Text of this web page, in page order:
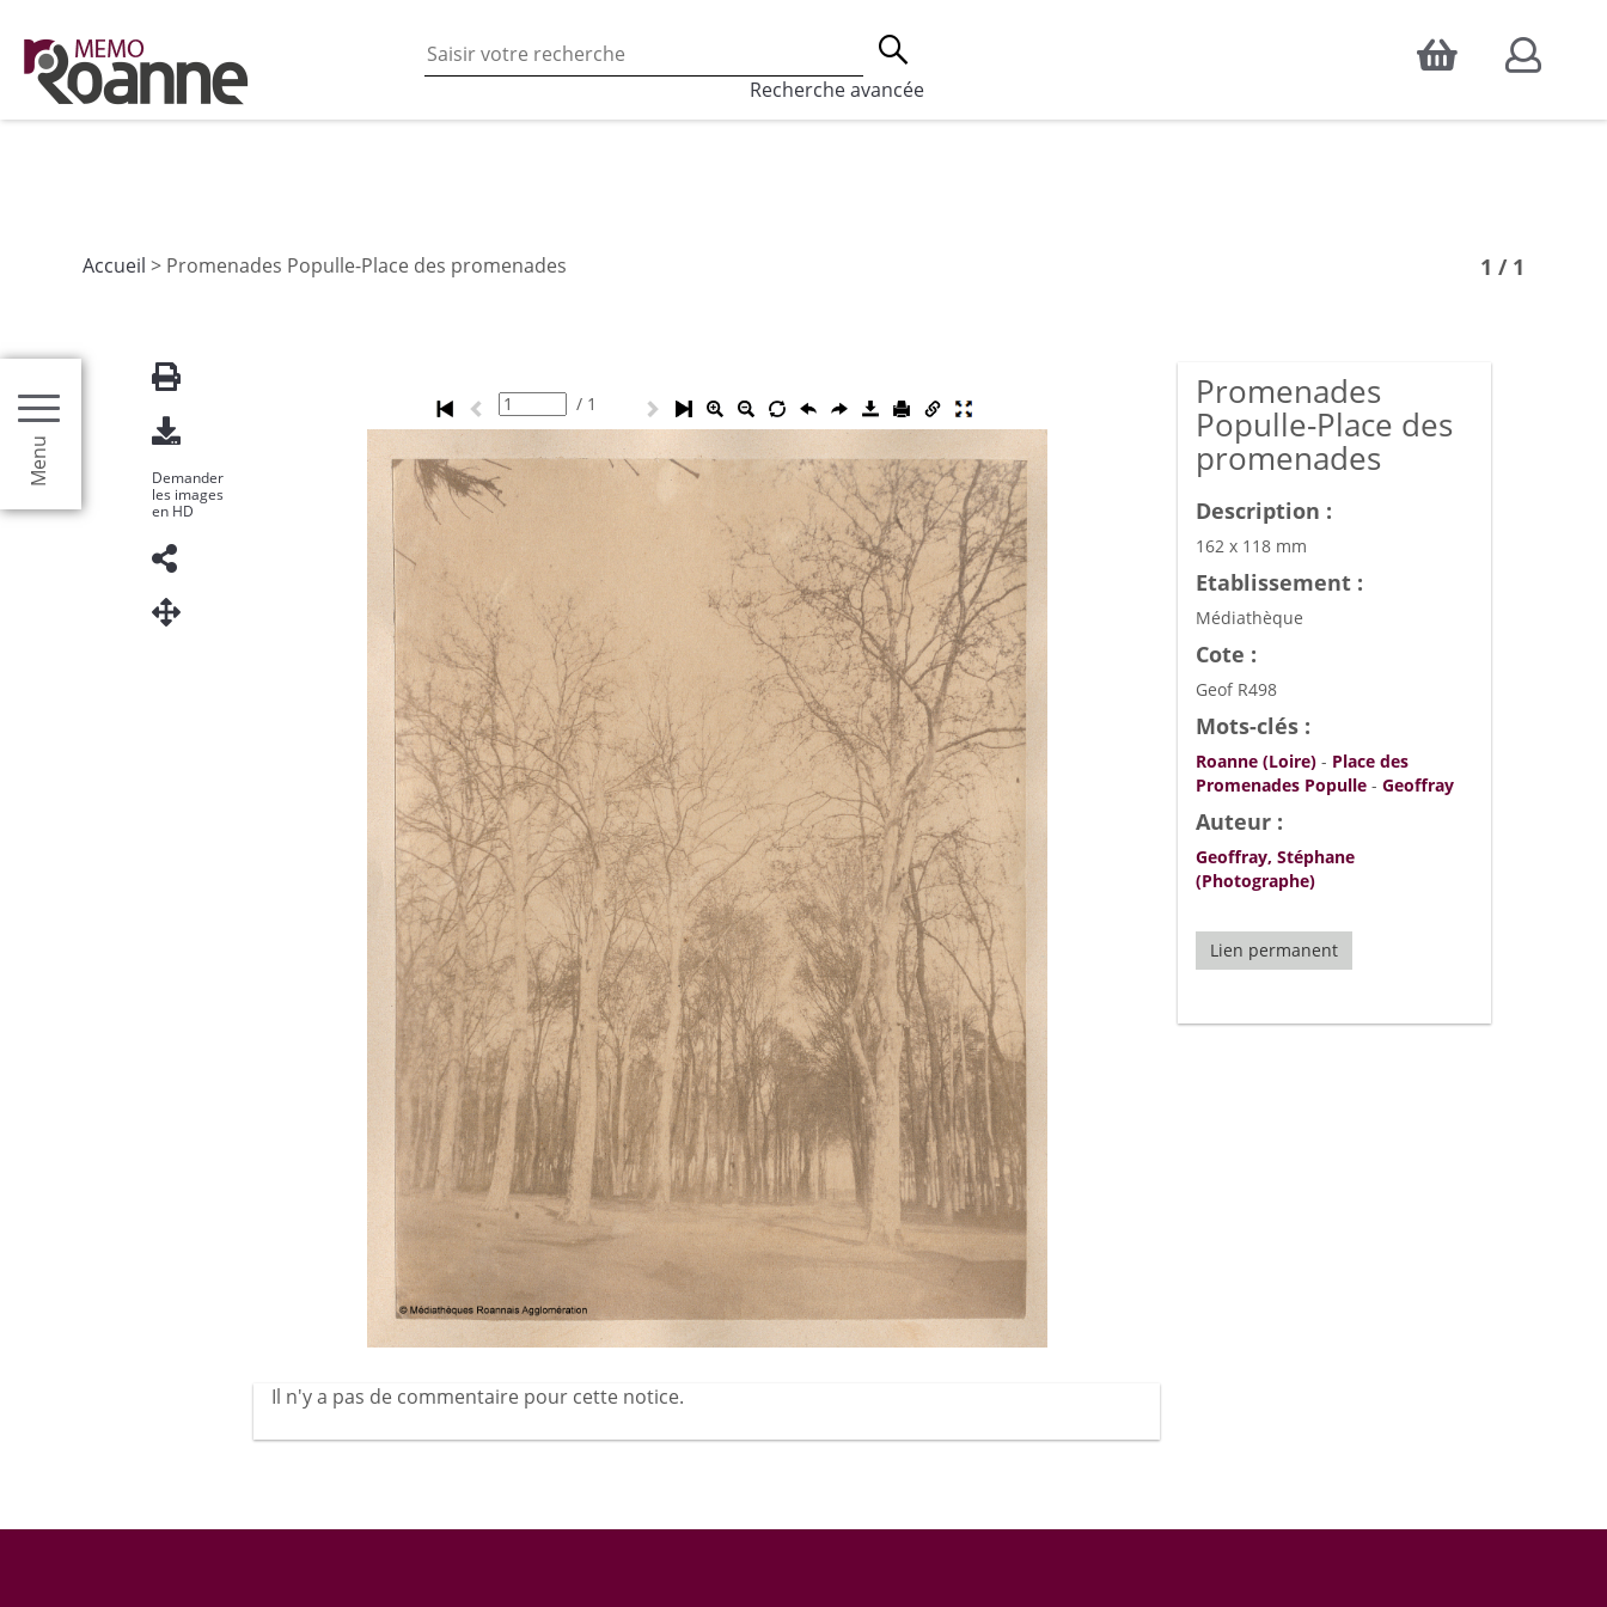
Accepter
En poursuivant votre navigation sur ce site vous acceptez l’utilisation des cookies, qui sont utilisés à des fins de statistiques d'audience, ainsi que pour
les fonctionnalités de partages de contenu sur les réseaux sociaux.
Recherche avancée
Menu
Accueil > Promenades Populle-Place des promenades 1 / 1
Demander
les images
en HD
/ 1
Il n'y a pas de commentaire pour cette notice.
Promenades
Populle-Place des
promenades
Description :
162 x 118 mm
Etablissement :
Médiathèque
Cote :
Geof R498
Mots-clés :
Roanne (Loire)- Place des
Promenades Populle- Geoffray
Auteur :
Geoffray, Stéphane
(Photographe)
Lien permanent